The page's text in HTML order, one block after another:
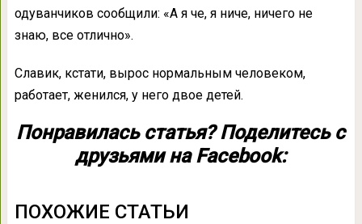
одуванчиков сообщили: «А я че, я ниче, ничего не
знаю, все отлично».
Славик, кстати, вырос нормальным человеком,
работает, женился, у него двое детей.
Понравилась статья? Поделитесь с
друзьями на Facebook:
ПОХОЖИЕ СТАТЬИ